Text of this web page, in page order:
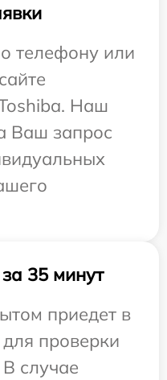
телефону или
Наш
Ваш запрос
35 минут
приедет в
проверки
случае